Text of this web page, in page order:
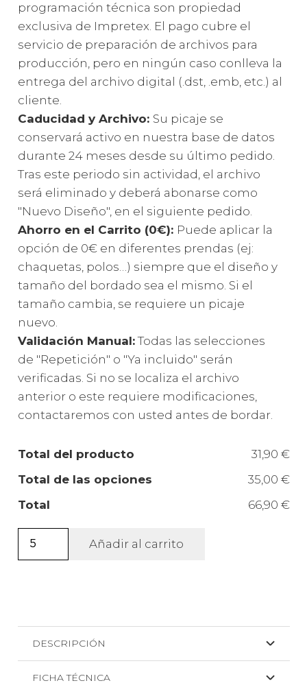
programación técnica son propiedad
exclusiva de Impretex. El pago cubre el
servicio de preparación de archivos para
producción, pero en ningún caso conlleva la
entrega del archivo digital (.dst, .emb, etc.) al
cliente.
Caducidad y Archivo: Su picaje se
conservará activo en nuestra base de datos
durante 24 meses desde su último pedido.
Tras este periodo sin actividad, el archivo
será eliminado y deberá abonarse como
"Nuevo Diseño", en el siguiente pedido.
Ahorro en el Carrito (0€): Puede aplicar la
opción de 0€ en diferentes prendas (ej:
chaquetas, polos…) siempre que el diseño y
tamaño del bordado sea el mismo. Si el
tamaño cambia, se requiere un picaje
nuevo.
Validación Manual:Todas las selecciones
de "Repetición" o "Ya incluido" serán
verificadas. Si no se localiza el archivo
anterior o este requiere modificaciones,
contactaremos con usted antes de bordar.
Total del producto
31,90 €
Total de las opciones
35,00 €
Total
66,90 €
Mochila
de
algodón
y
yute
Añadir al carrito
DESCRIPCIÓN
FICHA TÉCNICA